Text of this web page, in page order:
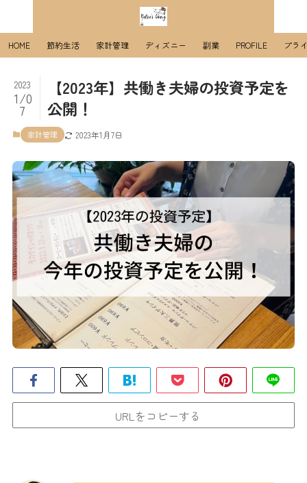
HOME 節約生活 家計管理 ディズニー 副業 PROFILE プラ
【2023年】共働き夫婦の投資予定を
公開！
2023
1/0
7
家計管理 2023年1月7日
URLをコピーする